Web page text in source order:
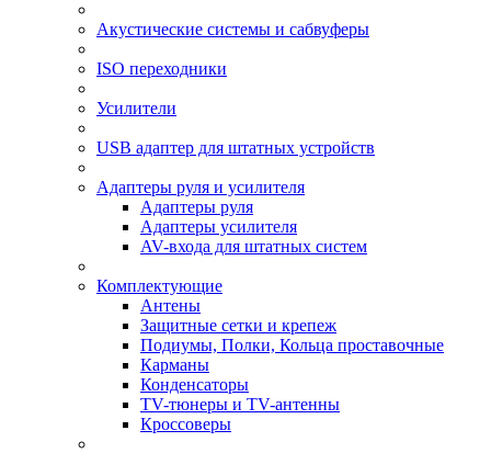
Акустические системы и сабвуферы
ISO переходники
Усилители
USB адаптер для штатных устройств
Адаптеры руля и усилителя
Адаптеры руля
Адаптеры усилителя
AV-входа для штатных систем
Комплектующие
Антены
Защитные сетки и крепеж
Подиумы, Полки, Кольца проставочные
Карманы
Конденсаторы
TV-тюнеры и TV-антенны
Кроссоверы